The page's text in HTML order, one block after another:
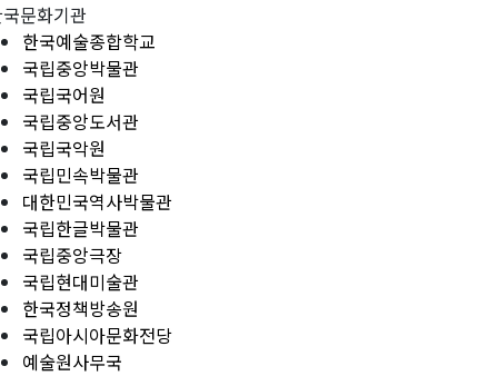
문화기관
한국예술종합학교
국립중앙박물관
국립국어원
국립중앙도서관
국립국악원
국립민속박물관
대한민국역사박물관
국립한글박물관
국립중앙극장
국립현대미술관
한국정책방송원
국립아시아문화전당
예술원사무국